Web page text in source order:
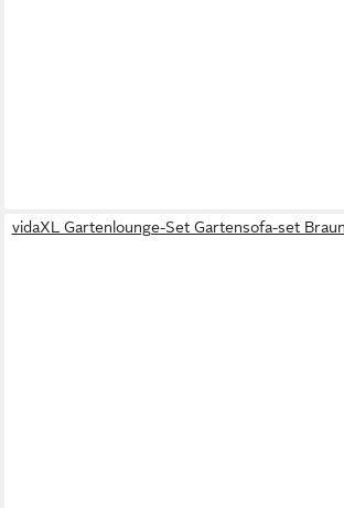
vidaXL Gartenlounge-Set Gartensofa-set